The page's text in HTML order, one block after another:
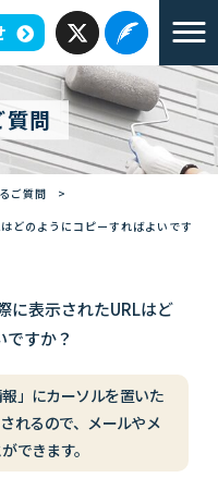
質問
ご質問
>
どのようにコピーすればよいです
に表示されたURLはど
すか？
」にカーソルを置いた
れるので、メールやメ
できます。